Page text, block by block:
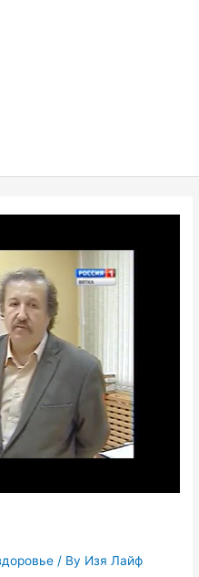
/ By Изя Лайф